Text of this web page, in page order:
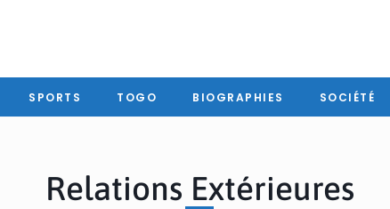
SPORTS TOGO BIOGRAPHIES SOCIÉTÉ
Relations Extérieures